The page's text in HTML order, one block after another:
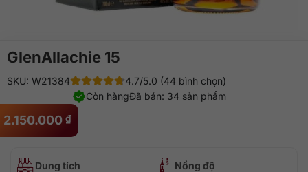
GlenAllachie 15
2.150.000 ₫
SKU: W21384
4.7/5.0 (44 bình chọn)
Đã bán: 34 sản phẩm
Còn hàng
Dung tích
Nồng độ